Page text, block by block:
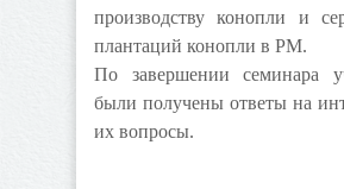
производству конопли и
плантаций конопли в РМ.
По завершении семинара
были получены ответы на
их вопросы.